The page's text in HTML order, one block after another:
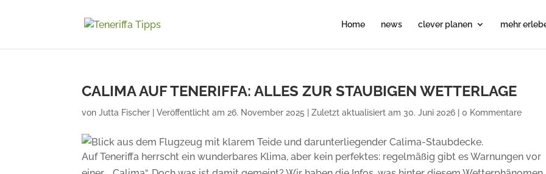
Home news clever planen mehr
CALIMA AUF TENERIFFA: ALLES ZUR STAUBIGEN WETTERLAGE
vonJutta Fischer |Veröffentlicht am 26. November 2025 | Zuletzt aktualisiert am 30. Juni 2026 |0 Kommentare
Auf Teneriffa herrscht ein wunderbares Klima, aber kein perfektes: regelmäßig gibt es Warnungen vor